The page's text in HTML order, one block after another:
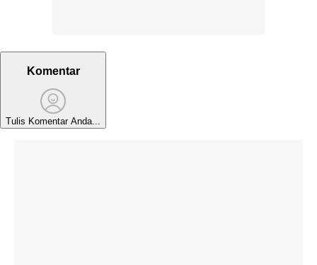
Komentar
Tulis Komentar Anda...